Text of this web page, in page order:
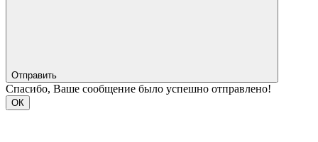
Отправить
Спасибо, Ваше сообщение было успешно отправлено!
ОК